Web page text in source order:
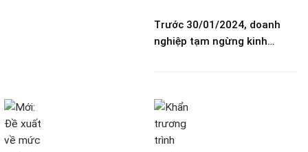
Trước 30/01/2024, doanh
nghiệp tạm ngừng kinh